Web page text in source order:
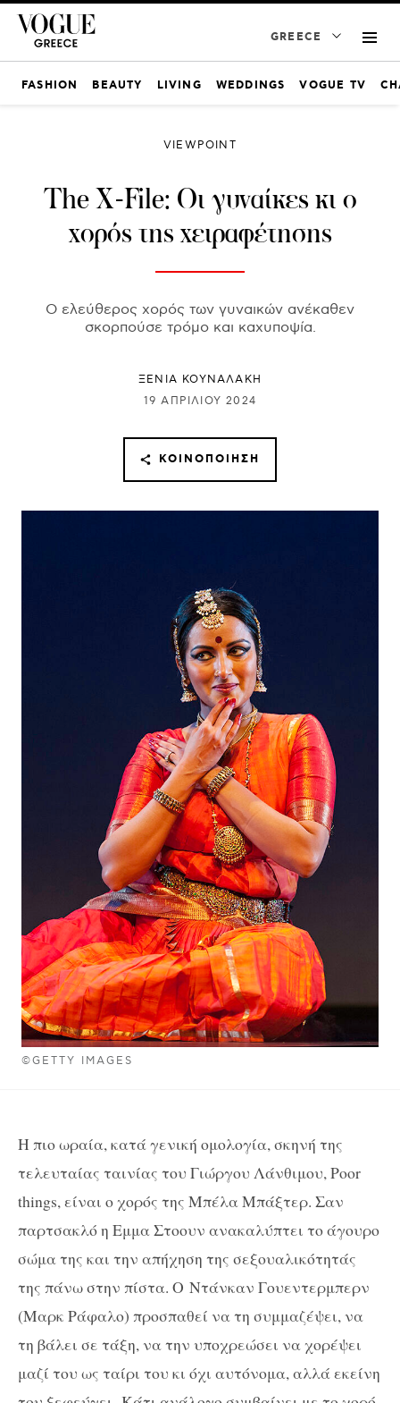
GREECE
FASHION BEAUTY LIVING WEDDINGS VOGUE TV
©GETTY IMAGES
VIEWPOINT
The X-File: Οι γυναίκες κι ο
χορός της χειραφέτησης
Ο ελεύθερος χορός των γυναικών ανέκαθεν
σκορπούσε τρόμο και καχυποψία.
ΞΕΝΙΑ ΚΟΥΝΑΛΑΚΗ
19 ΑΠΡΙΛΊΟΥ 2024
ΚΟΙΝΟΠΟΊΗΣΗ
Η πιο ωραία, κατά γενική ομολογία, σκηνή της
τελευταίας ταινίας του Γιώργου Λάνθιμου, Poor
things, είναι ο χορός της Μπέλα Μπάξτερ. Σαν
παρτσακλό η Εμμα Στοουν ανακαλύπτει το άγουρο
σώμα της και την απήχηση της σεξουαλικότητάς
της πάνω στην πίστα. Ο Ντάνκαν Γουεντερμπερν
(Μαρκ Ράφαλο) προσπαθεί να τη συμμαζέψει, να
τη βάλει σε τάξη, να την υποχρεώσει να χορέψει
μαζί του ως ταίρι του κι όχι αυτόνομα, αλλά εκείνη